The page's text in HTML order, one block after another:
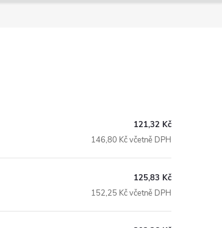
121,32 Kč
146,80 Kč včetně DPH
125,83 Kč
152,25 Kč včetně DPH